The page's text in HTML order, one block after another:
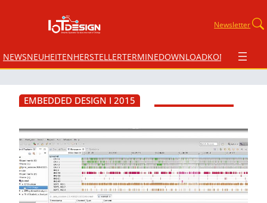
Newsletter
NEWSNEUHEITENHERSTELLERTERMINEDOWNLOADKONTAKT
EMBEDDED DESIGN I 2015